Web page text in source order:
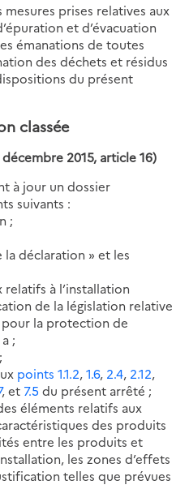
prises relatives aux
et d’évacuation
émanations de toutes
des déchets et résidus
du présent
classée
2015, article 16)
à jour un dossier
suivants :
;
déclaration » et les
à l’installation
de la législation relative
pour la protection de
;
points 1.1.2,1.6, 2.4, 2.12,
, et 7.5 du présent arrêté ;
éléments relatifs aux
des produits
entre les produits et
les zones d’effets
telles que prévues